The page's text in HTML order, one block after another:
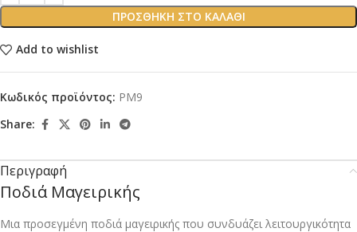
ΠΡΟΣΘΉΚΗ ΣΤΟ ΚΑΛΆΘΙ
Add to wishlist
Κωδικός προϊόντος: PM9
Share:
Περιγραφή
Ποδιά Μαγειρικής
Μια προσεγμένη ποδιά μαγειρικής που συνδυάζει λειτουργικότητα